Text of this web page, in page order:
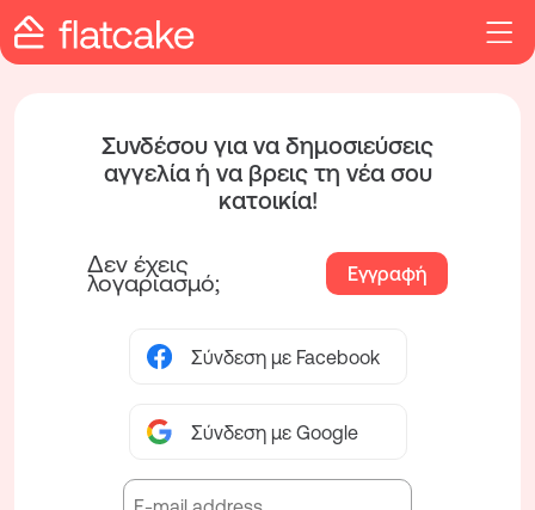
Συνδέσου για να δημοσιεύσεις
αγγελία ή να βρεις τη νέα σου
κατοικία!
Δεν έχεις
λογαριασμό; Εγγραφή
Σύνδεση με Facebook
Σύνδεση με Google